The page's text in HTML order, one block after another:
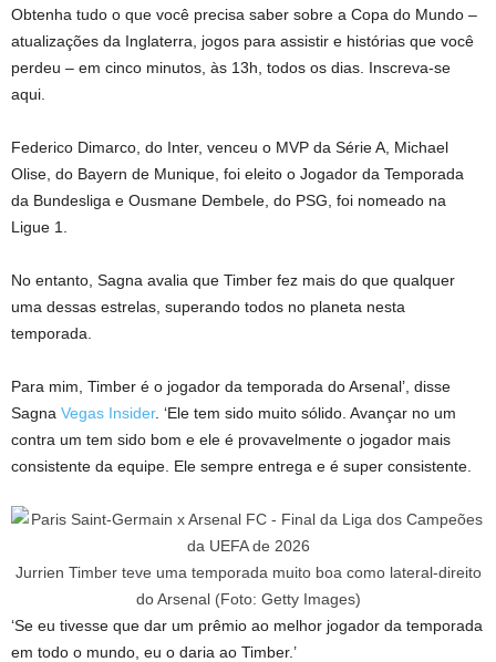
Obtenha tudo o que você precisa saber sobre a Copa do Mundo –
atualizações da Inglaterra, jogos para assistir e histórias que você
perdeu – em cinco minutos, às 13h, todos os dias. Inscreva-se
aqui.
Federico Dimarco, do Inter, venceu o MVP da Série A, Michael
Olise, do Bayern de Munique, foi eleito o Jogador da Temporada
da Bundesliga e Ousmane Dembele, do PSG, foi nomeado na
Ligue 1.
No entanto, Sagna avalia que Timber fez mais do que qualquer
uma dessas estrelas, superando todos no planeta nesta
temporada.
Para mim, Timber é o jogador da temporada do Arsenal’, disse
Sagna Vegas Insider. ‘Ele tem sido muito sólido. Avançar no um
contra um tem sido bom e ele é provavelmente o jogador mais
consistente da equipe. Ele sempre entrega e é super consistente.
Jurrien Timber teve uma temporada muito boa como lateral-direito
do Arsenal (Foto: Getty Images)
‘Se eu tivesse que dar um prêmio ao melhor jogador da temporada
em todo o mundo, eu o daria ao Timber.’